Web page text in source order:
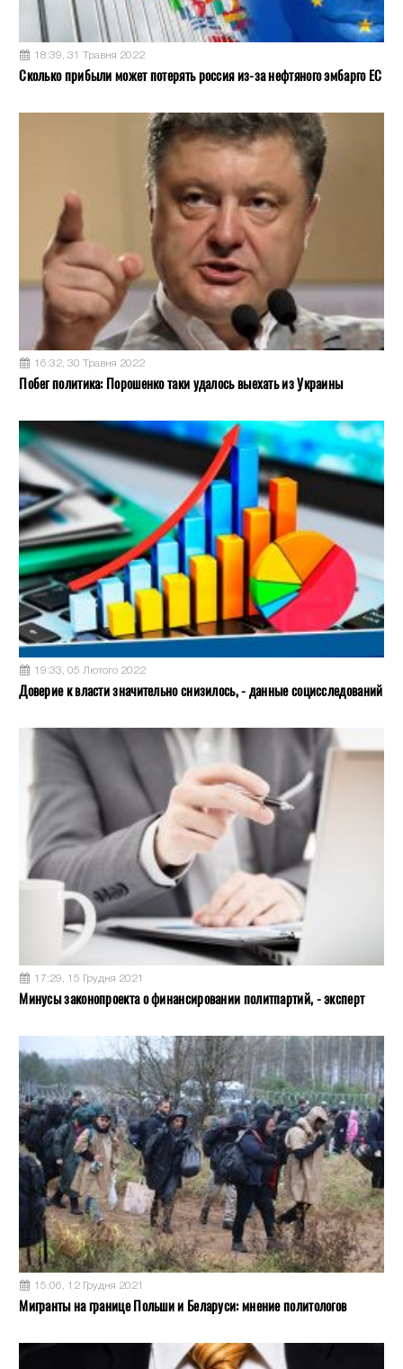
18:39, 31 Травня 2022
Сколько прибыли может потерять россия из-за нефтяного эмбарго ЕС
16:32, 30 Травня 2022
Побег политика: Порошенко таки удалось выехать из Украины
19:33, 05 Лютого 2022
Доверие к власти значительно снизилось, - данные социсследований
17:29, 15 Грудня 2021
Минусы законопроекта о финансировании политпартий, - эксперт
15:06, 12 Грудня 2021
Мигранты на границе Польши и Беларуси: мнение политологов